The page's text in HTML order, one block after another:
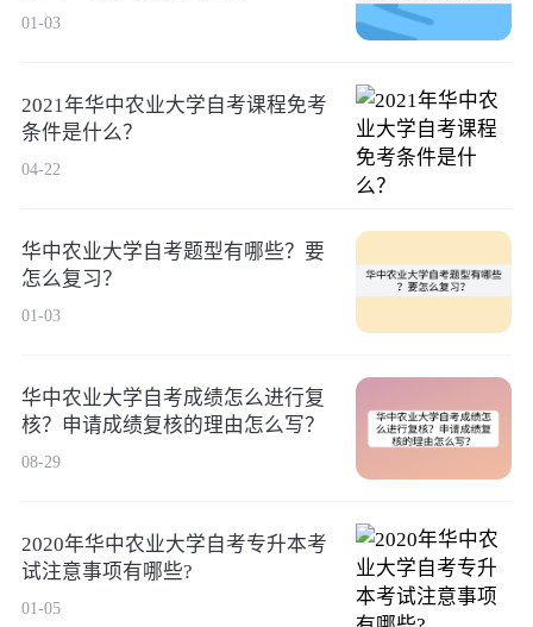
01-03
2021年华中农业大学自考课程免考
条件是什么？
04-22
华中农业大学自考题型有哪些？要
怎么复习？
01-03
华中农业大学自考成绩怎么进行复
核？申请成绩复核的理由怎么写？
08-29
2020年华中农业大学自考专升本考
试注意事项有哪些?
01-05